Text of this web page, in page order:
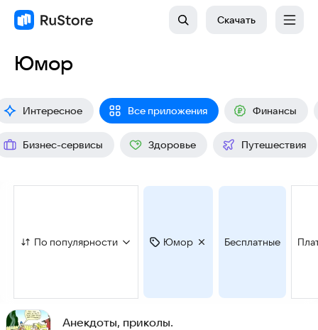
Скачать
Юмор
Интересное Все приложения Финансы
Бизнес-сервисы Здоровье Путешествия
По популярности Юмор Бесплатные
Анекдоты, приколы.